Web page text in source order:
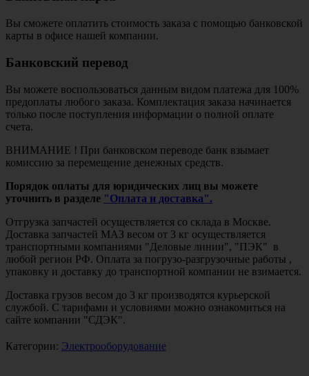
Вы сможете оплатить стоимость заказа с помощью банковской
карты в офисе нашей компании.
Банковский перевод
Вы можете воспользоваться данным видом платежа для 100%
предоплаты любого заказа. Комплектация заказа начинается
только после поступления информации о полной оплате
счета.
ВНИМАНИЕ ! При банковском переводе банк взымает
комиссию за перемещение денежных средств.
Порядок оплаты для юридических лиц вы можете
уточнить в разделе "Оплата и доставка".
Отгрузка запчастей осуществляется со склада в Москве.
Доставка запчастей МАЗ весом от 3 кг осуществляется
транспортными компаниями "Деловые линии", "ПЭК" в
любой регион РФ. Оплата за погрузо-разгрузочные работы ,
упаковку и доставку до транспортной компании не взимается.
Доставка грузов весом до 3 кг производятся курьерской
службой. С тарифами и условиями можно ознакомиться на
сайте компании "СДЭК".
Категории: Электрооборудование